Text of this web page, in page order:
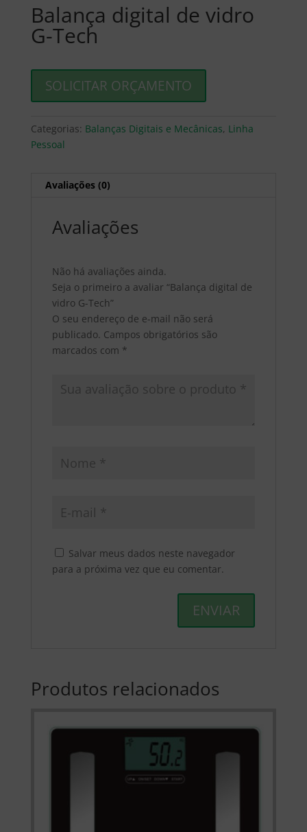
Balança digital de vidro
G-Tech
SOLICITAR ORÇAMENTO
Categorias: Balanças Digitais e Mecânicas, Linha
Pessoal
Avaliações (0)
Avaliações
Não há avaliações ainda.
Seja o primeiro a avaliar “Balança digital de
vidro G-Tech”
O seu endereço de e-mail não será
publicado. Campos obrigatórios são
marcados com *
Salvar meus dados neste navegador
para a próxima vez que eu comentar.
Produtos relacionados